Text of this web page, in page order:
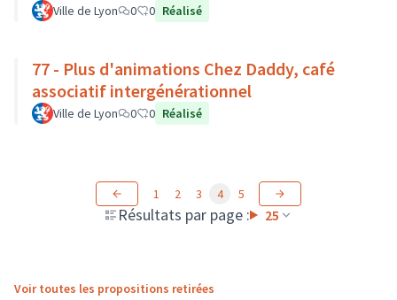
Ville de Lyon 0 0 Réalisé
77 - Plus d'animations Chez Daddy, café
associatif intergénérationnel
Ville de Lyon 0 0 Réalisé
Résultats par page : 25
1 2 3 4 5
Voir toutes les propositions retirées